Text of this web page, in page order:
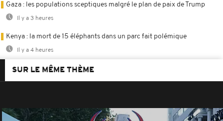
Gaza : les populations sceptiques malgré le plan de paix de Trump
Il y a 3 heures
Kenya : la mort de 15 éléphants dans un parc fait polémique
Il y a 4 heures
SUR LE MÊME THÈME